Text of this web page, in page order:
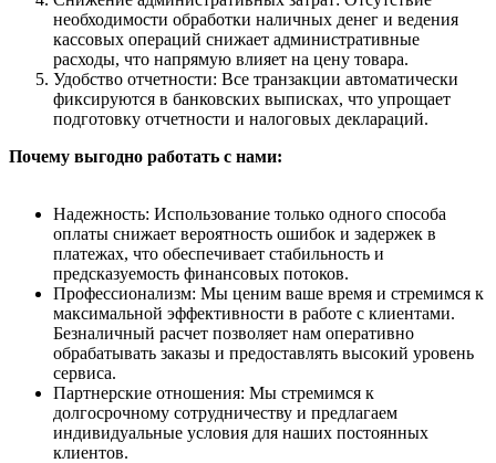
необходимости обработки наличных денег и ведения
кассовых операций снижает административные
расходы, что напрямую влияет на цену товара.
Удобство отчетности: Все транзакции автоматически
фиксируются в банковских выписках, что упрощает
подготовку отчетности и налоговых деклараций.
Почему выгодно работать с нами:
Надежность: Использование только одного способа
оплаты снижает вероятность ошибок и задержек в
платежах, что обеспечивает стабильность и
предсказуемость финансовых потоков.
Профессионализм: Мы ценим ваше время и стремимся к
максимальной эффективности в работе с клиентами.
Безналичный расчет позволяет нам оперативно
обрабатывать заказы и предоставлять высокий уровень
сервиса.
Партнерские отношения: Мы стремимся к
долгосрочному сотрудничеству и предлагаем
индивидуальные условия для наших постоянных
клиентов.